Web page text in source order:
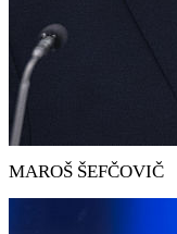
MAROŠ ŠEFČOVIČ